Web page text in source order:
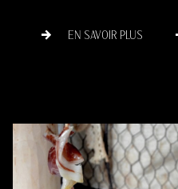
EN SAVOIR PLUS